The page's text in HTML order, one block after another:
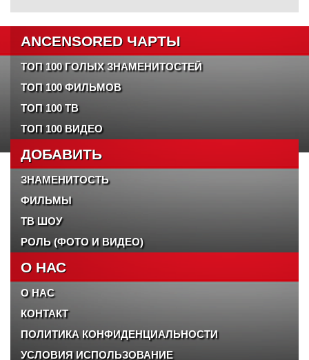
ANCENSORED ЧАРТЫ
ТОП 100 ГОЛЫХ ЗНАМЕНИТОСТЕЙ
ТОП 100 ФИЛЬМОВ
ТОП 100 ТВ
ТОП 100 ВИДЕО
ДОБАВИТЬ
ЗНАМЕНИТОСТЬ
ФИЛЬМЫ
ТВ ШОУ
РОЛЬ (ФОТО И ВИДЕО)
О НАС
О НАС
КОНТАКТ
ПОЛИТИКА КОНФИДЕНЦИАЛЬНОСТИ
УСЛОВИЯ ИСПОЛЬЗОВАНИЕ